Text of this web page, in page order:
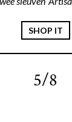
SHOP IT
5/8